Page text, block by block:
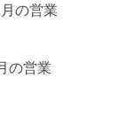
の営業
の営業